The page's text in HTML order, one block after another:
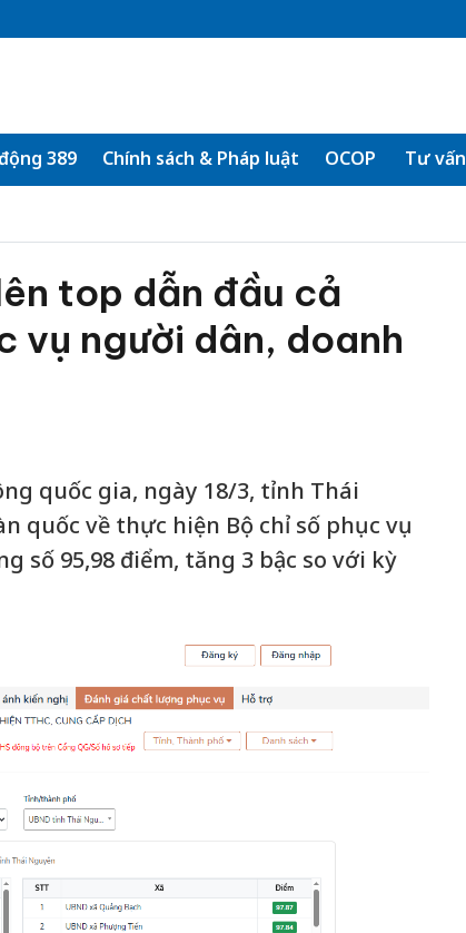
389 Chính sách & Pháp luật OCOP Tư vấn
top dẫn đầu cả
vụ người dân, doanh
quốc gia, ngày 18/3, tỉnh Thái
quốc về thực hiện Bộ chỉ số phục vụ
số 95,98 điểm, tăng 3 bậc so với kỳ